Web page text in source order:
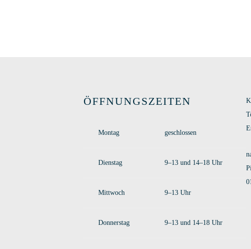
ÖFFNUNGSZEITEN
Montag geschlossen
Dienstag 9–13 und 14–18 Uhr
Mittwoch 9–13 Uhr
Donnerstag 9–13 und 14–18 Uhr